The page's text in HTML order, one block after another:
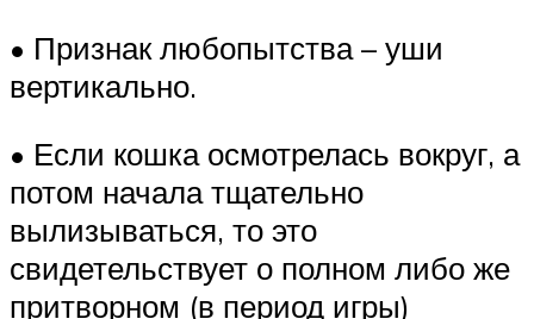
• Признак любопытства – уши
вертикально.
• Если кошка осмотрелась вокруг, а
потом начала тщательно
вылизываться, то это
свидетельствует о полном либо же
притворном (в период игры)